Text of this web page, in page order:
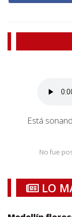
Está
No fue
LO